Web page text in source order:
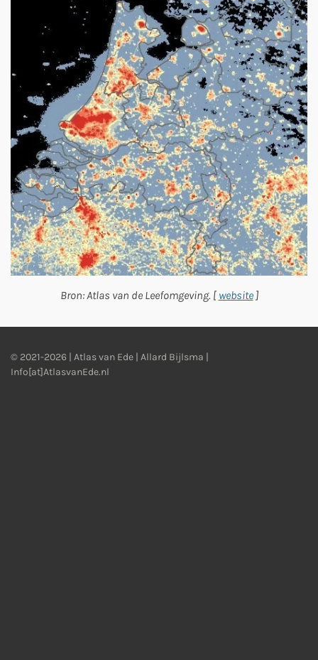
Bron: Atlas van de Leefomgeving. [ website]
© 2021-2026 | Atlas van Ede | Allard Bijlsma |
Info[at]AtlasvanEde.nl